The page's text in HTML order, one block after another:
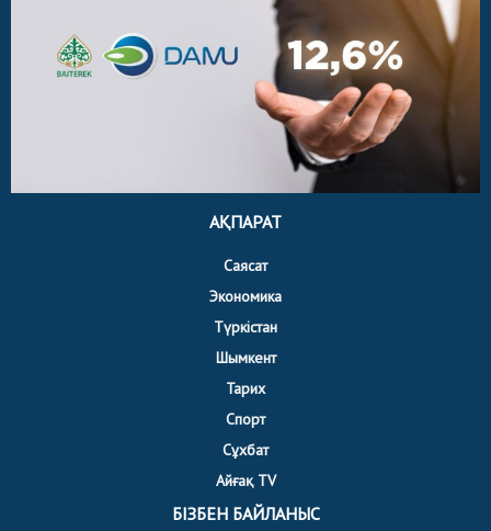
АҚПАРАТ
Саясат
Экономика
Түркістан
Шымкент
Тарих
Спорт
Сұхбат
Айғақ TV
БІЗБЕН БАЙЛАНЫС